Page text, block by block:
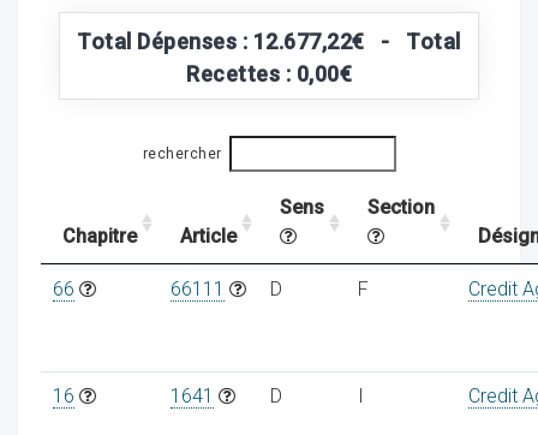
Total Dépenses : 12.677,22€ - Total
Recettes : 0,00€
rechercher
Chapitre Article
Sens
Section
66 66111 D F Credit
16 1641 D I Credit